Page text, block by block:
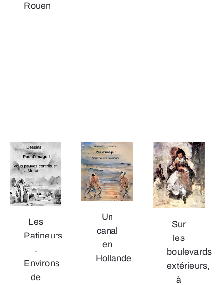
Rouen
Les
Patineurs
.
Environs
de
Un
canal
en
Hollande
Sur
les
boulevards
extérieurs,
à